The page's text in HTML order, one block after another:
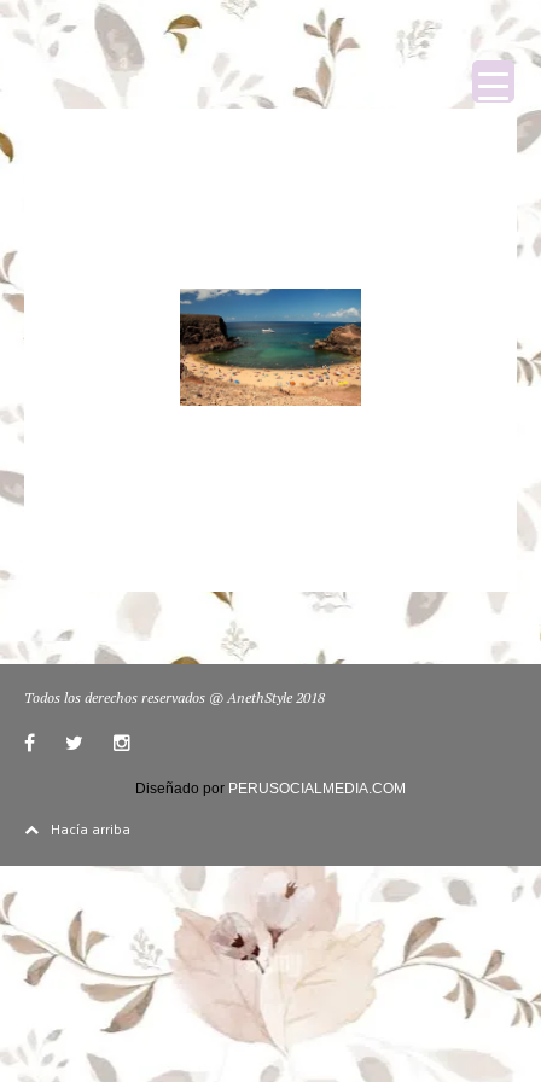
Todos los derechos reservados @ AnethStyle 2018
Diseñado por PERUSOCIALMEDIA.COM
Hacía arriba